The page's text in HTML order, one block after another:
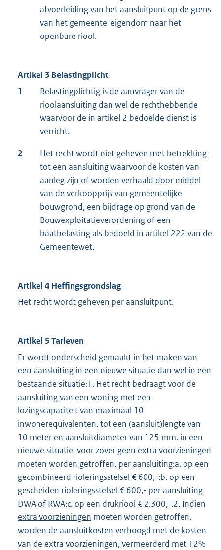
afvoerleiding van het aansluitpunt op de grens
van het gemeente-eigendom naar het
openbare riool.
Artikel 3 Belastingplicht
1
Belastingplichtig is de aanvrager van de
rioolaansluiting dan wel de rechthebbende
waarvoor de in artikel 2 bedoelde dienst is
verricht.
2
Het recht wordt niet geheven met betrekking
tot een aansluiting waarvoor de kosten van
aanleg zijn of worden verhaald door middel
van de verkoopprijs van gemeentelijke
bouwgrond, een bijdrage op grond van de
Bouwexploitatieverordening of een
baatbelasting als bedoeld in artikel 222 van de
Gemeentewet.
Artikel 4 Heffingsgrondslag
Het recht wordt geheven per aansluitpunt.
Artikel 5 Tarieven
Er wordt onderscheid gemaakt in het maken van
een aansluiting in een nieuwe situatie dan wel in een
bestaande situatie:1. Het recht bedraagt voor de
aansluiting van een woning met een
lozingscapaciteit van maximaal 10
inwonerequivalenten, tot een (aansluit)lengte van
10 meter en aansluitdiameter van 125 mm, in een
nieuwe situatie, voor zover geen extra voorzieningen
moeten worden getroffen, per aansluiting:a. op een
gecombineerd rioleringsstelsel € 600,-;b. op een
gescheiden rioleringsstelsel € 600,- per aansluiting
DWA of RWA;c. op een drukriool € 2.300,-.2. Indien
extra voorzieningen moeten worden getroffen,
worden de aansluitkosten verhoogd met de kosten
van de extra voorzieningen, vermeerderd met 12%